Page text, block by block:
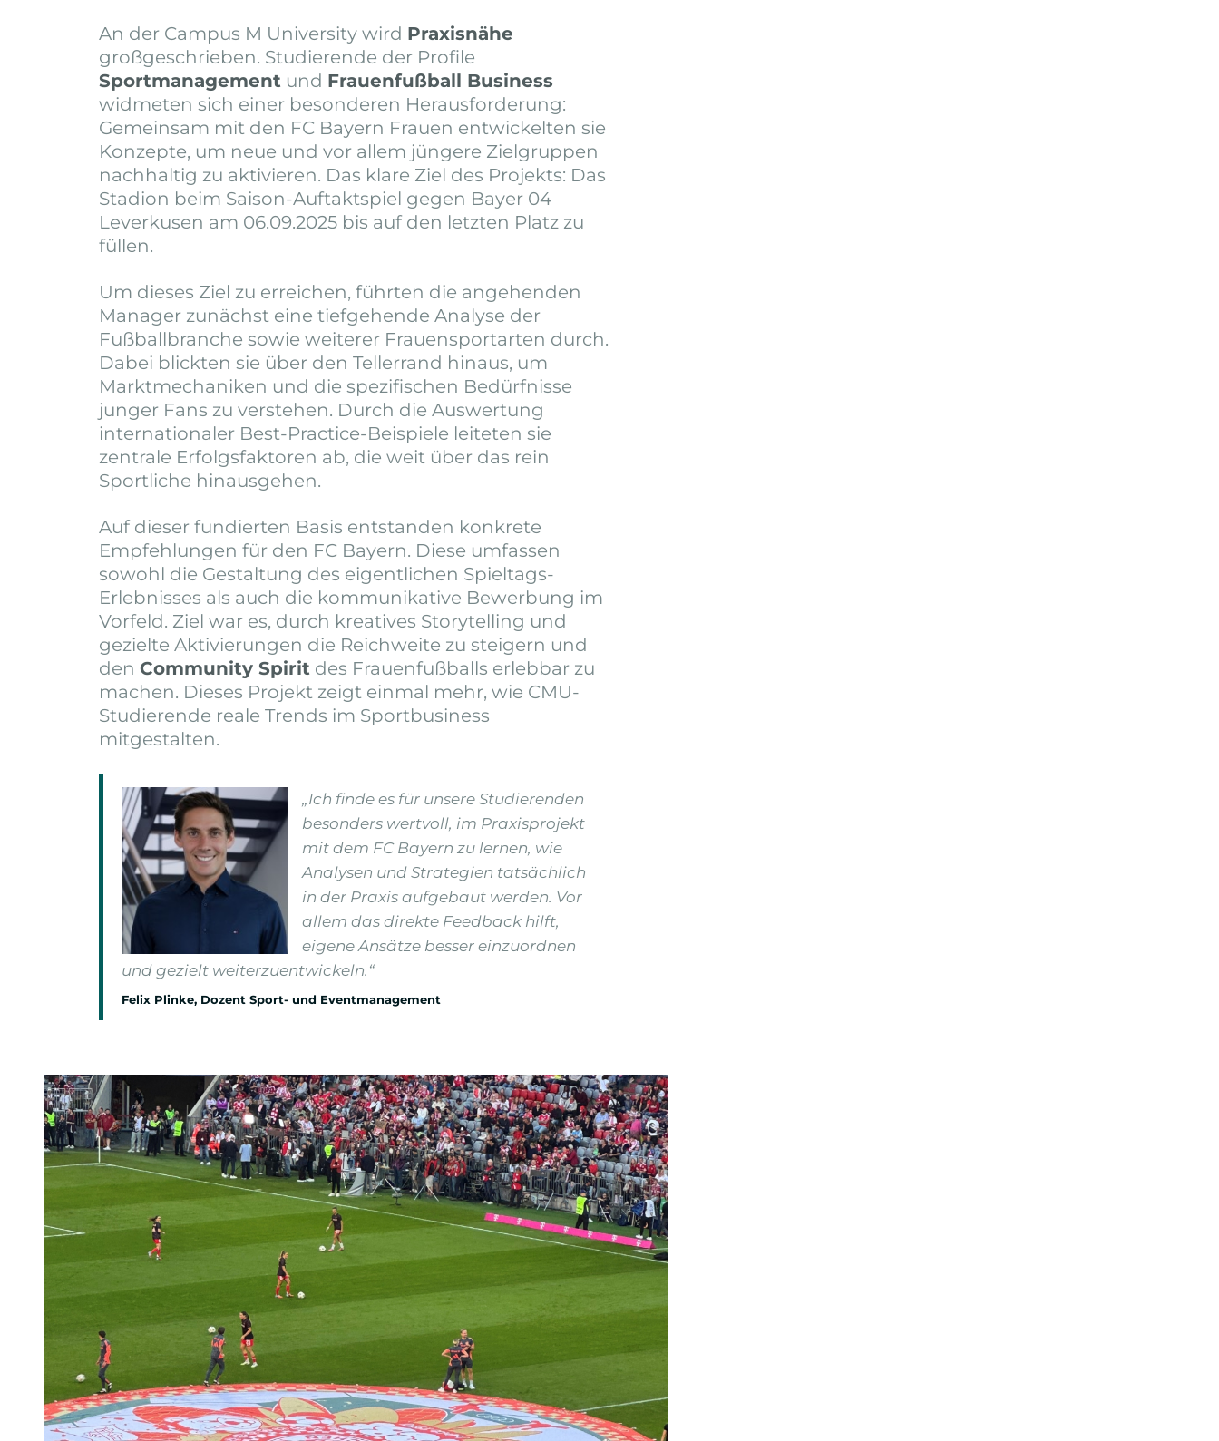
An der Campus M University wird Praxisnähe
großgeschrieben. Studierende der Profile
Sportmanagement und Frauenfußball Business
widmeten sich einer besonderen Herausforderung:
Gemeinsam mit den FC Bayern Frauen entwickelten sie
Konzepte, um neue und vor allem jüngere Zielgruppen
nachhaltig zu aktivieren. Das klare Ziel des Projekts: Das
Stadion beim Saison-Auftaktspiel gegen Bayer 04
Leverkusen am 06.09.2025 bis auf den letzten Platz zu
füllen.
Um dieses Ziel zu erreichen, führten die angehenden
Manager zunächst eine tiefgehende Analyse der
Fußballbranche sowie weiterer Frauensportarten durch.
Dabei blickten sie über den Tellerrand hinaus, um
Marktmechaniken und die spezifischen Bedürfnisse
junger Fans zu verstehen. Durch die Auswertung
internationaler Best-Practice-Beispiele leiteten sie
zentrale Erfolgsfaktoren ab, die weit über das rein
Sportliche hinausgehen.
Auf dieser fundierten Basis entstanden konkrete
Empfehlungen für den FC Bayern. Diese umfassen
sowohl die Gestaltung des eigentlichen Spieltags-
Erlebnisses als auch die kommunikative Bewerbung im
Vorfeld. Ziel war es, durch kreatives Storytelling und
gezielte Aktivierungen die Reichweite zu steigern und
denCommunity Spirit des Frauenfußballs erlebbar zu
machen. Dieses Projekt zeigt einmal mehr, wie CMU-
Studierende reale Trends im Sportbusiness
mitgestalten.
„Ich finde es für unsere Studierenden
besonders wertvoll, im Praxisprojekt
mit dem FC Bayern zu lernen, wie
Analysen und Strategien tatsächlich
in der Praxis aufgebaut werden. Vor
allem das direkte Feedback hilft,
eigene Ansätze besser einzuordnen
und gezielt weiterzuentwickeln.“
Felix Plinke, Dozent Sport- und Eventmanagement